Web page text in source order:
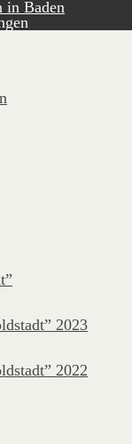
in Baden
2023
2022